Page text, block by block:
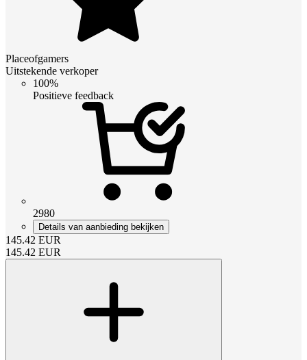
Placeofgamers
Uitstekende verkoper
100%
Positieve feedback
2980
Details van aanbieding bekijken
145.42 EUR
145.42 EUR